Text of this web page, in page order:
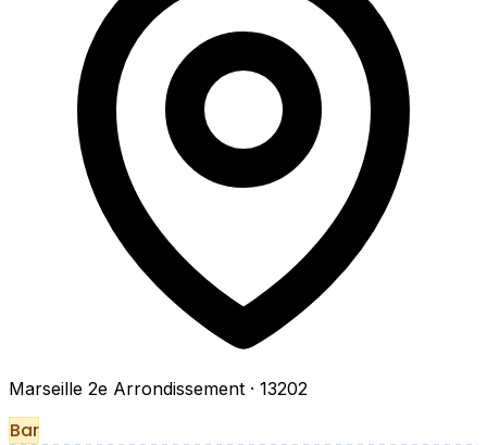
Marseille 2e Arrondissement · 13202
Bar